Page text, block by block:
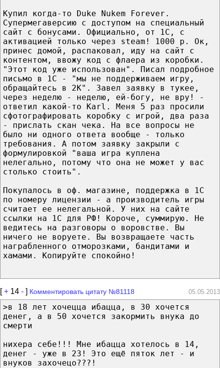
Купил когда-то Duke Nukem Forever.
Супермегаверсию с доступом на специальный
сайт с бонусами. Официально, от 1С, с
активацией только через steam! 1000 р. Ок,
принес домой, распаковал, иду на сайт с
контентом, ввожу код с флаера из коробки.
"Этот код уже использован". Писал подробное
письмо в 1С - "мы не поддерживаем игру,
обращайтесь в 2K". Завел заявку в тукее,
через неделю - неделю, ей-богу, не вру! -
ответил какой-то Karl. Меня 5 раз просили
сфотографировать коробку с игрой, два раза
- прислать скан чека. На все вопросы не
было ни одного ответа вообще - только
требования. А потом заявку закрыли с
формулировкой "ваша игра куплена
нелегально, потому что она не может у вас
столько стоить".
Покупалось в оф. магазине, поддержка в 1С
по номеру лицензии - а производитель игры
считает ее нелегальной. У них на сайте
ссылки на 1С для РФ! Короче, суммирую. Не
ведитесь на разговоры о воровстве. Вы
ничего не воруете. Вы возвращаете часть
награбленного отморозками, бандитами и
хамами. Копируйте спокойно!
[+ 14 - ] Комментировать цитату №81118 05.05.2013
>в 18 лет хочецца ибацца, в 30 хочется
денег, а в 50 хочется закормить внука до
смерти
нихера себе!!! Мне ибацца хотелось в 14,
денег - уже в 23! Это ещё пяток лет - и
внуков захочецо???!